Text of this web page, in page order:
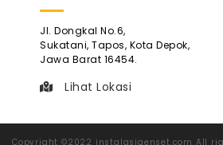
Jl. Dongkal No.6,
Sukatani, Tapos, Kota Depok,
Jawa Barat 16454.
Lihat Lokasi
Copyright ©2022 instalasigenset.com All